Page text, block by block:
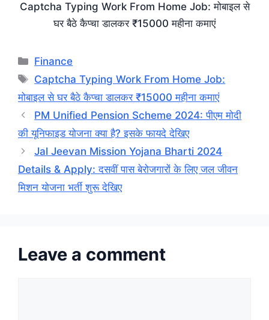
Captcha Typing Work From Home Job: मोबाइल से
घर बैठे कैप्चा डालकर ₹15000 महीना कमाएं
Categories
Finance
Tags
Captcha Typing Work From Home Job:
मोबाइल से घर बैठे कैप्चा डालकर ₹15000 महीना कमाएं
PM Unified Pension Scheme 2024: पीएम मोदी
की यूनिफाइड योजना क्या है? इसके फायदे देखिए
Jal Jeevan Mission Yojana Bharti 2024
Details & Apply: दसवीं पास बेरोजगारों के लिए जल जीवन
मिशन योजना भर्ती शुरू देखिए
Leave a comment